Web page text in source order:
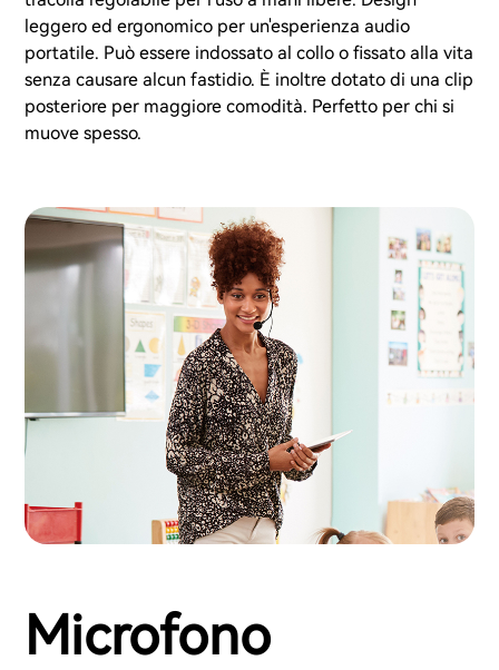
leggero ed ergonomico per un'esperienza audio
portatile. Può essere indossato al collo o fissato alla vita
senza causare alcun fastidio. È inoltre dotato di una clip
posteriore per maggiore comodità. Perfetto per chi si
muove spesso.
Microfono